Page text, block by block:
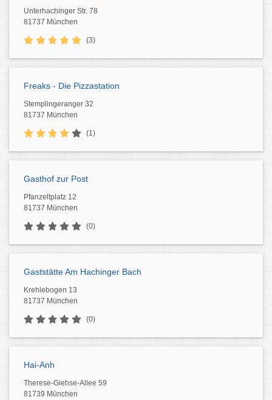
Unterhachinger Str. 78
81737 München
(3)
Freaks - Die Pizzastation
Stemplingeranger 32
81737 München
(1)
Gasthof zur Post
Pfanzeltplatz 12
81737 München
(0)
Gaststätte Am Hachinger Bach
Krehlebogen 13
81737 München
(0)
Hai-Anh
Therese-Giehse-Allee 59
81739 München